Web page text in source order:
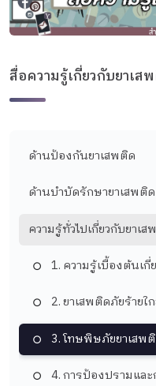
สื่อความรู้เกี่ยวกับยาเส
ด้านป้องกันยาเสพติด
ด้านบำบัดรักษายาเสพติด
ความรู้ทั่วไปเกี่ยวกับยาเส
1. ความรู้เบื้องต้นเกี่
2. ยาเสพติดภัยร้ายใ
3. โทษพิษภัยยาเสพ
4. การป้องปรามแล